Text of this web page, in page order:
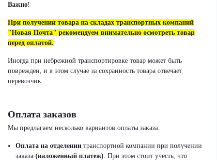
Важно!
При получении товара на складах транспортных компаний
"Новая Почта" рекомендуем внимательно осмотреть товар
перед оплатой.
Иногда при небрежной транспортировке товар может быть
поврежден, и в этом случае за сохранность товара отвечает
перевозчик.
Оплата заказов
Мы предлагаем несколько вариантов оплаты заказа:
Оплата на отделении транспортной компании при получении
заказа (наложенный платеж). При этом стоит учесть, что